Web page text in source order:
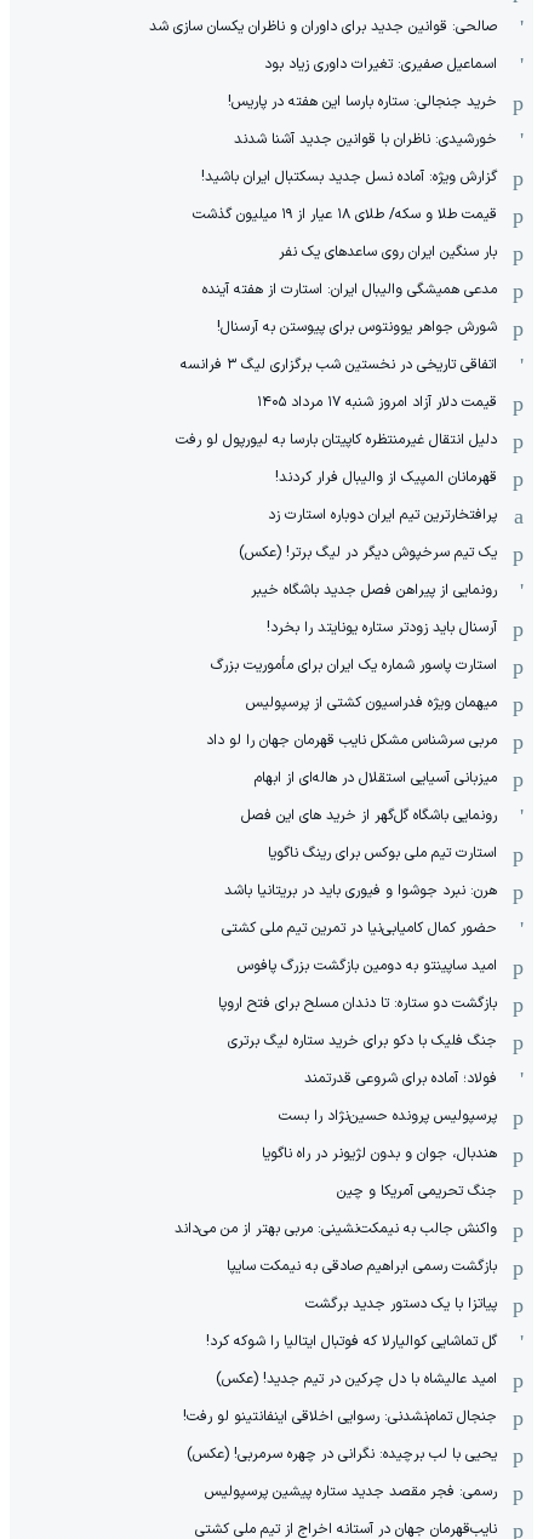
صالحی: قوانین جدید برای داوران و ناظران یکسان سازی شد
اسماعیل صفیری: تغیرات داوری زیاد بود
خرید جنجالی: ستاره بارسا این هفته در پاریس!
خورشیدی: ناظران با قوانین جدید آشنا شدند
گزارش ویژه‌: آماده نسل جدید بسکتبال ایران باشید!
قیمت طلا و سکه/ طلای ۱۸ عیار از ۱۹ میلیون گذشت
بار سنگین ایران روی ساعدهای یک نفر
مدعی همیشگی والیبال ایران: استارت از هفته آینده
شورش جواهر یوونتوس برای پیوستن به آرسنال!
اتفاقی تاریخی در نخستین شب برگزاری لیگ ۳ فرانسه
قیمت دلار آزاد امروز شنبه ۱۷ مرداد ۱۴۰۵
دلیل انتقال غیرمنتظره کاپیتان بارسا به لیورپول لو رفت
قهرمانان المپیک از والیبال فرار کردند!
پرافتخارترین تیم ایران دوباره استارت زد
یک تیم سرخپوش دیگر در لیگ برتر! (عکس)
رونمایی از پیراهن فصل جدید باشگاه خیبر
آرسنال باید زودتر ستاره یونایتد را بخرد!
استارت پاسور شماره یک ایران برای مأموریت بزرگ
میهمان ویژه فدراسیون کشتی از پرسپولیس
مربی سرشناس مشکل نایب قهرمان جهان را لو داد
میزبانی آسیایی استقلال در هاله‌ای از ابهام
رونمایی باشگاه گل‌گهر از خرید های این فصل
استارت تیم ملی بوکس برای رینگ ناگویا
هرن: نبرد جوشوا و فیوری باید در بریتانیا باشد
حضور کمال کامیابی‌نیا در تمرین تیم ملی کشتی
امید ساپینتو به دومین بازگشت بزرگ پافوس
بازگشت دو ستاره: تا دندان مسلح برای فتح اروپا
جنگ فلیک با دکو برای خرید ستاره لیگ برتری
فولاد؛ آماده برای شروعی قدرتمند
پرسپولیس پرونده حسین‌نژاد را بست
هندبال، جوان و بدون لژیونر در راه ناگویا
جنگ تحریمی آمریکا و چین
واکنش جالب به نیمکت‌نشینی: مربی بهتر از من می‌داند
بازگشت رسمی ابراهیم صادقی به نیمکت سایپا
پیاتزا با یک دستور جدید برگشت
گل تماشایی کوالیارلا که فوتبال ایتالیا را شوکه کرد!
امید عالیشاه با دل چرکین در تیم جدید! (عکس)
جنجال تمام‌نشدنی:‌ رسوایی اخلاقی اینفانتینو لو رفت!
یحیی با لب برچیده: نگرانی در چهره سرمربی! (عکس)
رسمی: فجر مقصد جدید ستاره پیشین پرسپولیس
نایب‌قهرمان جهان در آستانه اخراج از تیم ملی کشتی